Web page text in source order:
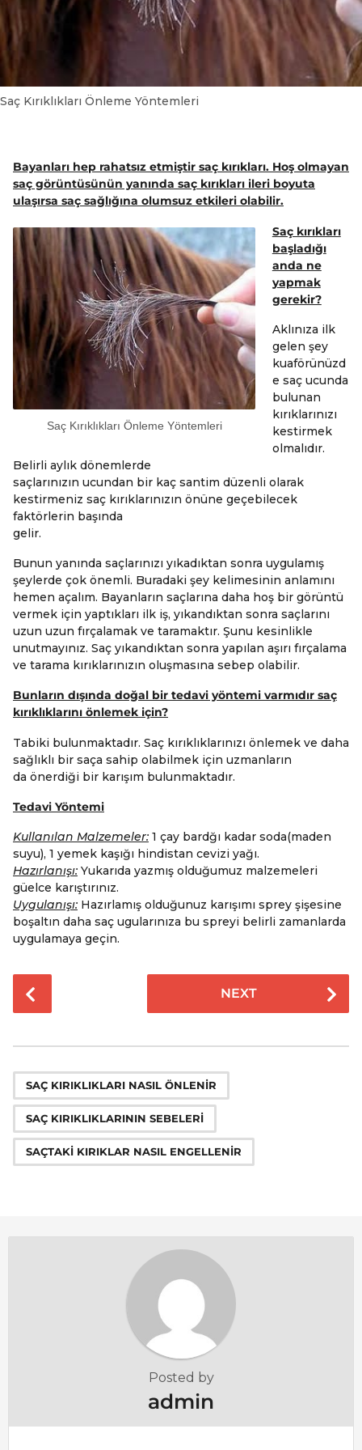
Saç Kırıklıkları Önleme Yöntemleri
Bayanları hep rahatsız etmiştir saç kırıkları. Hoş olmayan
saç görüntüsünün yanında saç kırıkları ileri boyuta
ulaşırsa saç sağlığına olumsuz etkileri olabilir.
Saç Kırıklıkları Önleme Yöntemleri
Saç kırıkları
başladığı
anda ne
yapmak
gerekir?
Aklınıza ilk
gelen şey
kuaförünüzd
e saç ucunda
bulunan
kırıklarınızı
kestirmek
olmalıdır.
Belirli aylık dönemlerde
saçlarınızın ucundan bir kaç santim düzenli olarak
kestirmeniz saç kırıklarınızın önüne geçebilecek
faktörlerin başında
gelir.
Bunun yanında saçlarınızı yıkadıktan sonra uygulamış
şeylerde çok önemli. Buradaki şey kelimesinin anlamını
hemen açalım. Bayanların saçlarına daha hoş bir görüntü
vermek için yaptıkları ilk iş, yıkandıktan sonra saçlarını
uzun uzun fırçalamak ve taramaktır. Şunu kesinlikle
unutmayınız. Saç yıkandıktan sonra yapılan aşırı fırçalama
ve tarama kırıklarınızın oluşmasına sebep olabilir.
Bunların dışında doğal bir tedavi yöntemi varmıdır saç
kırıklıklarını önlemek için?
Tabiki bulunmaktadır. Saç kırıklıklarınızı önlemek ve daha
sağlıklı bir saça sahip olabilmek için uzmanların
da önerdiği bir karışım bulunmaktadır.
Tedavi Yöntemi
Kullanılan Malzemeler: 1 çay bardğı kadar soda(maden
suyu), 1 yemek kaşığı hindistan cevizi yağı.
Hazırlanışı: Yukarıda yazmış olduğumuz malzemeleri
güelce karıştırınız.
Uygulanışı: Hazırlamış olduğunuz karışımı sprey şişesine
boşaltın daha saç ugularınıza bu spreyi belirli zamanlarda
uygulamaya geçin.
o
t
P
g
i
a
NEXT
SAÇ KIRIKLIKLARI NASIL ÖNLENIR
SAÇ KIRIKLIKLARININ SEBELERI
SAÇTAKI KIRIKLAR NASIL ENGELLENIR
Posted by
admin